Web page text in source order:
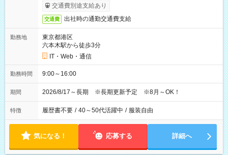
交通費別途支給あり
交通費 出社時の通勤交通費支給
勤務地
東京都港区
六本木駅から徒歩3分
IT・Web・通信
勤務時間 9:00～16:00
期間 2026/8/17～長期 ※長期更新予定 ※8月～OK！
特徴 履歴書不要 / 40～50代活躍中 / 服装自由
気になる！ 応募する 詳細へ